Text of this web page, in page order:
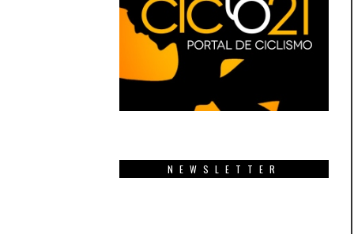
NEWSLETTER